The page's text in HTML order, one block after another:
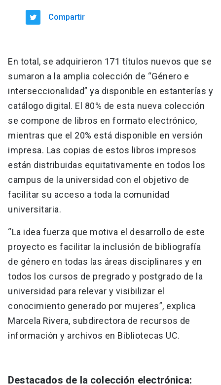
Compartir
En total, se adquirieron 171 títulos nuevos que se
sumaron a la amplia colección de “Género e
interseccionalidad” ya disponible en estanterías y
catálogo digital. El 80% de esta nueva colección
se compone de libros en formato electrónico,
mientras que el 20% está disponible en versión
impresa. Las copias de estos libros impresos
están distribuidas equitativamente en todos los
campus de la universidad con el objetivo de
facilitar su acceso a toda la comunidad
universitaria.
“La idea fuerza que motiva el desarrollo de este
proyecto es facilitar la inclusión de bibliografía
de género en todas las áreas disciplinares y en
todos los cursos de pregrado y postgrado de la
universidad para relevar y visibilizar el
conocimiento generado por mujeres”, explica
Marcela Rivera, subdirectora de recursos de
información y archivos en Bibliotecas UC.
Destacados de la colección electrónica: